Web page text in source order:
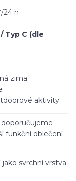
24 h
Typ C (dle
zima
aktivity
doporučujeme
funkční oblečení
jako svrchní vrstva